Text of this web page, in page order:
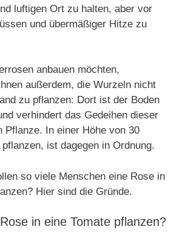
luftigen Ort zu halten, aber vor
und übermäßiger Hitze zu
anbauen möchten,
außerdem, die Wurzeln nicht
zu pflanzen: Dort ist der Boden
verhindert das Gedeihen dieser
Pflanze. In einer Höhe von 30
ist dagegen in Ordnung.
so viele Menschen eine Rose in
Hier sind die Gründe.
in eine Tomate pflanzen?